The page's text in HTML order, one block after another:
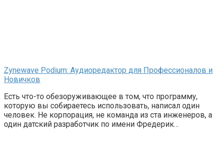
Zynewave Podium: Аудиоредактор для Профессионалов и
Новичков
Есть что-то обезоруживающее в том, что программу,
которую вы собираетесь использовать, написал один
человек. Не корпорация, не команда из ста инженеров, а
один датский разработчик по имени Фредерик…